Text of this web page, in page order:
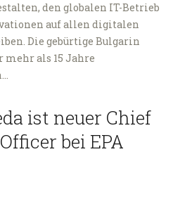
den globalen IT-Betrieb
auf allen digitalen
Die gebürtige Bulgarin
mehr als 15 Jahre
ist neuer Chief
bei EPA